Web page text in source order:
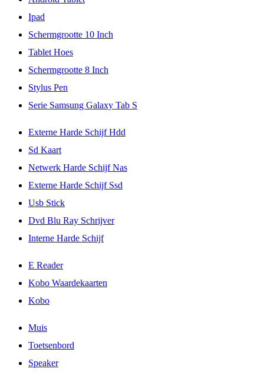
Ipad
Schermgrootte 10 Inch
Tablet Hoes
Schermgrootte 8 Inch
Stylus Pen
Serie Samsung Galaxy Tab S
Externe Harde Schijf Hdd
Sd Kaart
Netwerk Harde Schijf Nas
Externe Harde Schijf Ssd
Usb Stick
Dvd Blu Ray Schrijver
Interne Harde Schijf
E Reader
Kobo Waardekaarten
Kobo
Muis
Toetsenbord
Speaker